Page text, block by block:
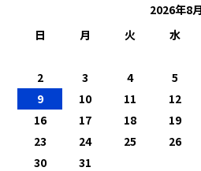
2026年8月
日
月 火 水
2
3 4 5
9
10 11 12
16
17 18 19
23
24 25 26
30
31